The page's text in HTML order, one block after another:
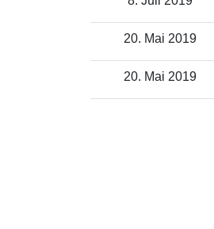
20. Mai 2019
20. Mai 2019